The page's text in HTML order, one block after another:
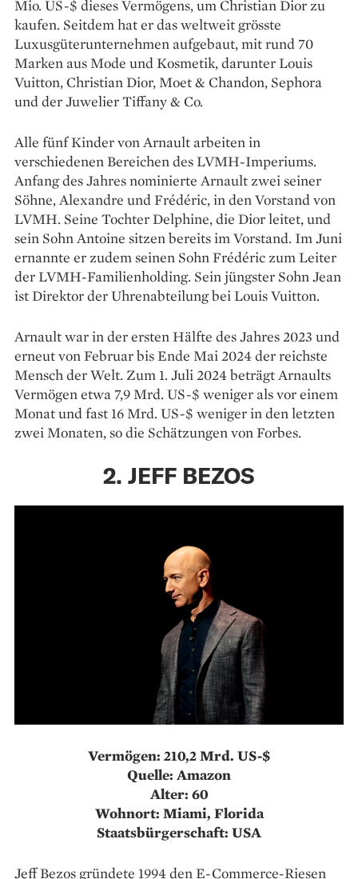
Mio. US-$ dieses Vermögens, um Christian Dior zu
kaufen. Seitdem hat er das weltweit grösste
Luxusgüterunternehmen aufgebaut, mit rund 70
Marken aus Mode und Kosmetik, darunter Louis
Vuitton, Christian Dior, Moet & Chandon, Sephora
und der Juwelier Tiffany & Co.
Alle fünf Kinder von Arnault arbeiten in
verschiedenen Bereichen des LVMH-Imperiums.
Anfang des Jahres nominierte Arnault zwei seiner
Söhne, Alexandre und Frédéric, in den Vorstand von
LVMH. Seine Tochter Delphine, die Dior leitet, und
sein Sohn Antoine sitzen bereits im Vorstand. Im Juni
ernannte er zudem seinen Sohn Frédéric zum Leiter
der LVMH-Familienholding. Sein jüngster Sohn Jean
ist Direktor der Uhrenabteilung bei Louis Vuitton.
Arnault war in der ersten Hälfte des Jahres 2023 und
erneut von Februar bis Ende Mai 2024 der reichste
Mensch der Welt. Zum 1. Juli 2024 beträgt Arnaults
Vermögen etwa 7,9 Mrd. US-$ weniger als vor einem
Monat und fast 16 Mrd. US-$ weniger in den letzten
zwei Monaten, so die Schätzungen von Forbes.
2. JEFF BEZOS
Vermögen: 210,2 Mrd. US-$
Quelle: Amazon
Alter: 60
Wohnort: Miami, Florida
Staatsbürgerschaft: USA
Jeff Bezos gründete 1994 den E-Commerce-Riesen